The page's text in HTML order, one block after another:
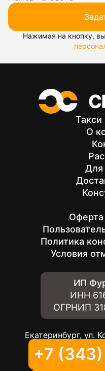
Нажимая на кнопку,
О
Для
Политика
Условия
ИП
ИНН
ОГРНИП
Екатеринбург, ул.
+7